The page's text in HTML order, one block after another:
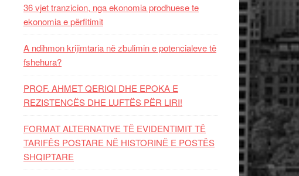
36 vjet tranzicion, nga ekonomia prodhuese te
ekonomia e përfitimit
A ndihmon krijimtaria në zbulimin e potencialeve të
fshehura?
PROF. AHMET QERIQI DHE EPOKA E
REZISTENCЁS DHE LUFTЁS PЁR LIRI!
FORMAT ALTERNATIVE TË EVIDENTIMIT TË
TARIFËS POSTARE NË HISTORINË E POSTËS
SHQIPTARE